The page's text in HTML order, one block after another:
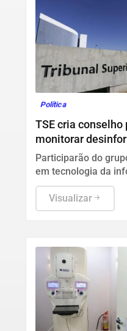
Política
TSE cria conselho
monitorar
nas eleições
Participarão do
em tecnologia da
segurança pública,
internacionais e
nomes ainda não
Visualizar